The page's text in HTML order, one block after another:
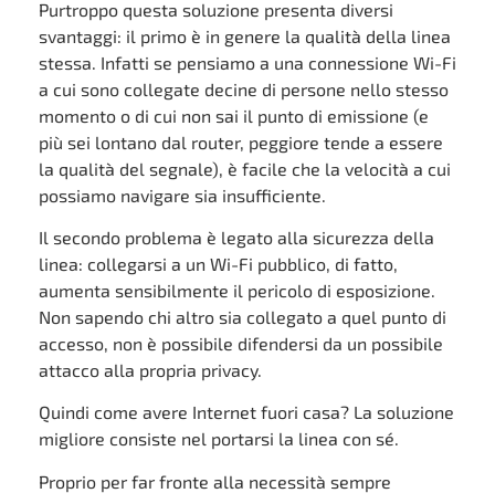
Purtroppo questa soluzione presenta diversi
svantaggi: il primo è in genere la qualità della linea
stessa. Infatti se pensiamo a una connessione Wi-Fi
a cui sono collegate decine di persone nello stesso
momento o di cui non sai il punto di emissione (e
più sei lontano dal router, peggiore tende a essere
la qualità del segnale), è facile che la velocità a cui
possiamo navigare sia insufficiente.
Il secondo problema è legato alla sicurezza della
linea: collegarsi a un Wi-Fi pubblico, di fatto,
aumenta sensibilmente il pericolo di esposizione.
Non sapendo chi altro sia collegato a quel punto di
accesso, non è possibile difendersi da un possibile
attacco alla propria privacy.
Quindi come avere Internet fuori casa? La soluzione
migliore consiste nel portarsi la linea con sé.
Proprio per far fronte alla necessità sempre